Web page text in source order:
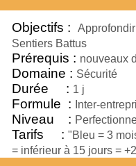
Objectifs :
Sentiers Battus
Prérequis : nouveaux
Domaine : Sécurité
Durée : 1 j
Formule : Inter-
Niveau :
Tarifs : "Bleu = 3
= inférieur à 15 jours =